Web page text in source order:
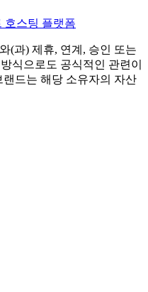
호스팅 플랫폼
(과) 제휴, 연계, 승인 또는
식으로도 공식적인 관련이
드는 해당 소유자의 자산